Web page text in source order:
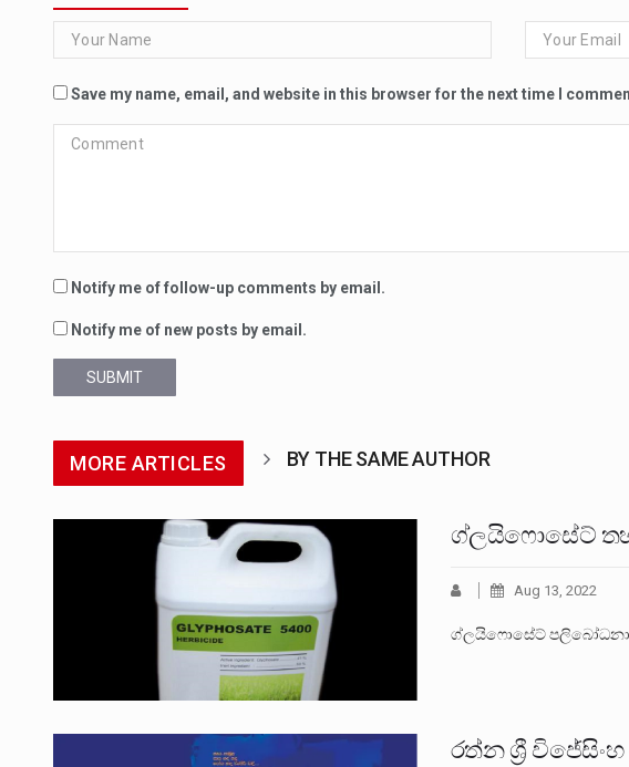
Save my name, email, and website in this browser for the next time I
Notify me of follow-up comments by email.
Notify me of new posts by email.
SUBMIT
MORE ARTICLES BY THE SAME AUTHOR
ග්ලයිෆොසේට්
Aug 13, 2022
ග්ලයිෆොසේට්
රත්න ශ්‍රී